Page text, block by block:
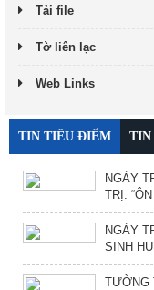
Tải file
Tờ liên lạc
Web Links
TIN TIÊU ĐIỂM TIN
NGÀY
TRỊ.
NGÀY
SINH
TƯỜNG